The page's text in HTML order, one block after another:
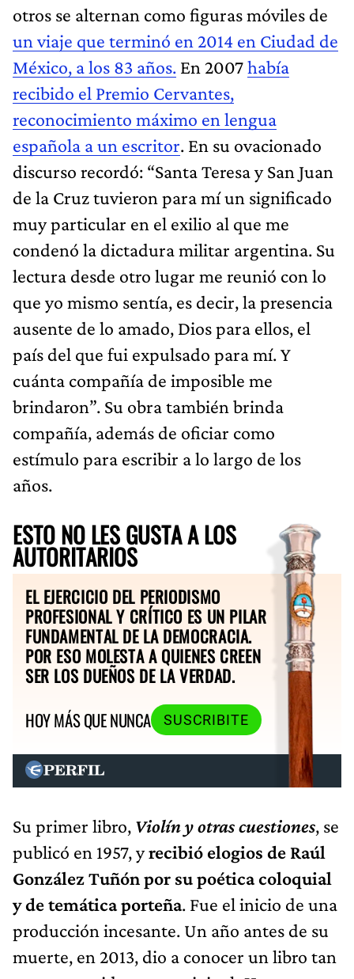
otros se alternan como figuras móviles de
un viaje que terminó en 2014 en Ciudad de
México, a los 83 años. En 2007había
recibido el Premio Cervantes,
reconocimiento máximo en lengua
española a un escritor. En su ovacionado
discurso recordó: “Santa Teresa y San Juan
de la Cruz tuvieron para mí un significado
muy particular en el exilio al que me
condenó la dictadura militar argentina. Su
lectura desde otro lugar me reunió con lo
que yo mismo sentía, es decir, la presencia
ausente de lo amado, Dios para ellos, el
país del que fui expulsado para mí. Y
cuánta compañía de imposible me
brindaron”. Su obra también brinda
compañía, además de oficiar como
estímulo para escribir a lo largo de los
años.
ESTO NO LES GUSTA A LOS
AUTORITARIOS
EL EJERCICIO DEL PERIODISMO
PROFESIONAL Y CRÍTICO ES UN PILAR
FUNDAMENTAL DE LA DEMOCRACIA.
POR ESO MOLESTA A QUIENES CREEN
SER LOS DUEÑOS DE LA VERDAD.
HOY MÁS QUE NUNCA
SUSCRIBITE
Su primer libro, Violín y otras cuestiones, se
publicó en 1957, yrecibió elogios de Raúl
González Tuñón por su poética coloquial
y de temática porteña. Fue el inicio de una
producción incesante. Un año antes de su
muerte, en 2013, dio a conocer un libro tan